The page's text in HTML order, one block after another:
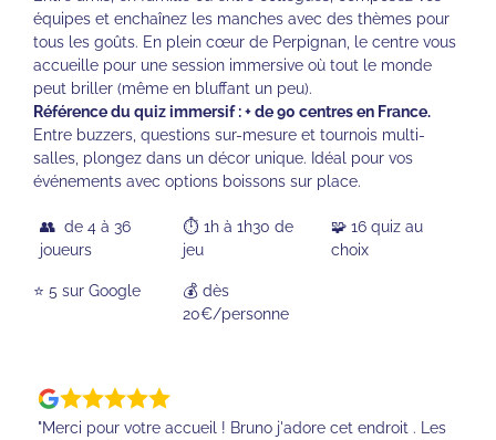
équipes et enchaînez les manches avec des thèmes pour
tous les goûts. En plein cœur de Perpignan, le centre vous
accueille pour une session immersive où tout le monde
peut briller (même en bluffant un peu).
Référence du quiz immersif : + de 90 centres en France.
Entre buzzers, questions sur-mesure et tournois multi-
salles, plongez dans un décor unique. Idéal pour vos
événements avec options boissons sur place.
👥 de 4 à 36
joueurs
⏱️ 1h à 1h30 de
jeu
🧩 16 quiz au
choix
⭐️ 5 sur Google
💰 dès
20€/personne
"Merci pour votre accueil ! Bruno j'adore cet endroit . Les